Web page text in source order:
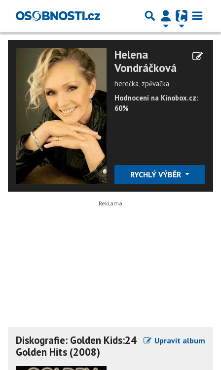
Helena
Vondráčková
herečka, zpěvačka
Hodnocení na Kinobox.cz:
60%
RYCHLÝ VÝBĚR
Diskografie: Golden Kids:24
Golden Hits (2008)
Upravit album